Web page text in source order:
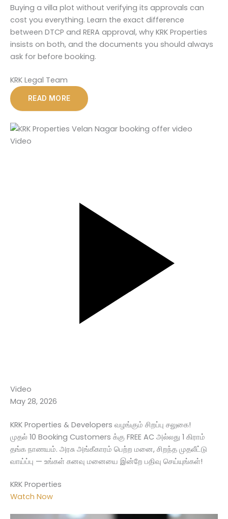
Buying a villa plot without verifying its approvals can
cost you everything. Learn the exact difference
between DTCP and RERA approval, why KRK Properties
insists on both, and the documents you should always
ask for before booking.
KRK Legal Team
READ MORE
Video
Video
May 28, 2026
KRK Properties & Developers வழங்கும் சிறப்பு சலுகை!
முதல் 10 Booking Customers க்கு FREE AC அல்லது 1 கிராம்
தங்க நாணயம். அரசு அங்கீகாரம் பெற்ற மனை, சிறந்த முதலீட்டு
வாய்ப்பு — உங்கள் கனவு மனையை இன்றே பதிவு செய்யுங்கள்!
KRK Properties
Watch Now